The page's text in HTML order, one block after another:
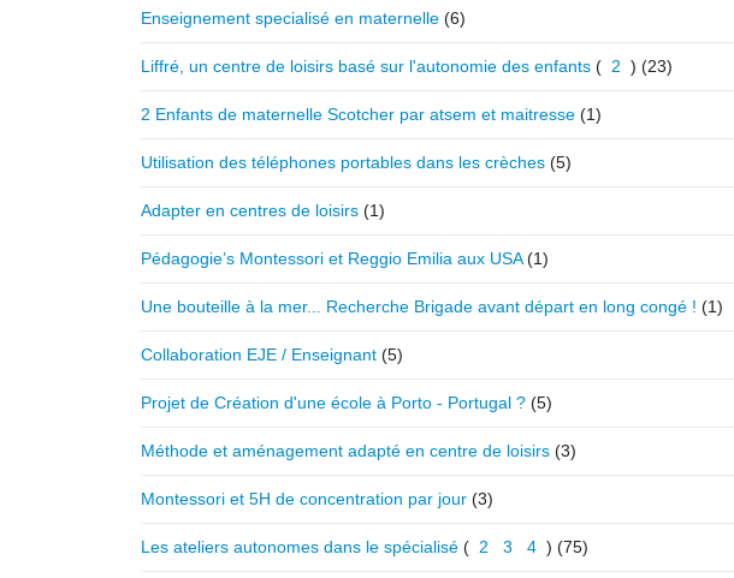
Enseignement specialisé en maternelle (6)
Liffré, un centre de loisirs basé sur l'autonomie des enfants ( 2 ) (23)
2 Enfants de maternelle Scotcher par atsem et maitresse (1)
Utilisation des téléphones portables dans les crèches (5)
Adapter en centres de loisirs (1)
Pédagogie’s Montessori et Reggio Emilia aux USA (1)
Une bouteille à la mer... Recherche Brigade avant départ en long congé ! (1)
Collaboration EJE / Enseignant (5)
Projet de Création d'une école à Porto - Portugal ? (5)
Méthode et aménagement adapté en centre de loisirs (3)
Montessori et 5H de concentration par jour (3)
Les ateliers autonomes dans le spécialisé ( 2 3 4 ) (75)